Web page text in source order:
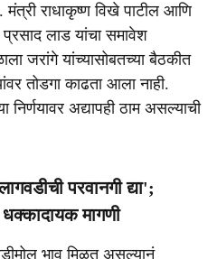
राधाकृष्ण विखे पाटील आणि
लाड यांचा समावेश
जरांगे यांच्यासोबतच्या बैठकीत
तोडगा काढता आला नाही.
निर्णयावर अद्यापही ठाम असल्याची
परवानगी द्या';
मागणी
भाव मिळत असल्यानं